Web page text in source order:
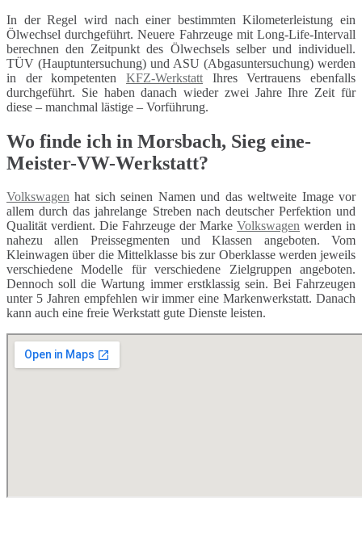
In der Regel wird nach einer bestimmten Kilometerleistung ein
Ölwechsel durchgeführt. Neuere Fahrzeuge mit Long-Life-Intervall
berechnen den Zeitpunkt des Ölwechsels selber und individuell.
TÜV (Hauptuntersuchung) und ASU (Abgasuntersuchung) werden
in der kompetenten KFZ-Werkstatt Ihres Vertrauens ebenfalls
durchgeführt. Sie haben danach wieder zwei Jahre Ihre Zeit für
diese – manchmal lästige – Vorführung.
Wo finde ich in Morsbach, Sieg eine-
Meister-VW-Werkstatt?
Volkswagen hat sich seinen Namen und das weltweite Image vor
allem durch das jahrelange Streben nach deutscher Perfektion und
Qualität verdient. Die Fahrzeuge der Marke Volkswagen werden in
nahezu allen Preissegmenten und Klassen angeboten. Vom
Kleinwagen über die Mittelklasse bis zur Oberklasse werden jeweils
verschiedene Modelle für verschiedene Zielgruppen angeboten.
Dennoch soll die Wartung immer erstklassig sein. Bei Fahrzeugen
unter 5 Jahren empfehlen wir immer eine Markenwerkstatt. Danach
kann auch eine freie Werkstatt gute Dienste leisten.